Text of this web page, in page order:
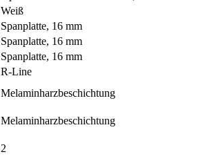
Weiß
Spanplatte, 16 mm
Spanplatte, 16 mm
Spanplatte, 16 mm
R-Line
Melaminharzbeschichtung
Melaminharzbeschichtung
2